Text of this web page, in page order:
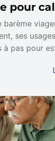
pour
barème
ses
à pas pour